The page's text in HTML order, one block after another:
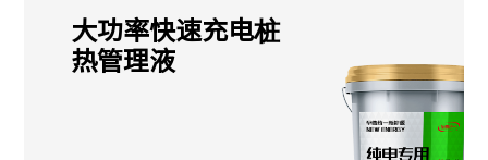
大功率快速充电桩
热管理液